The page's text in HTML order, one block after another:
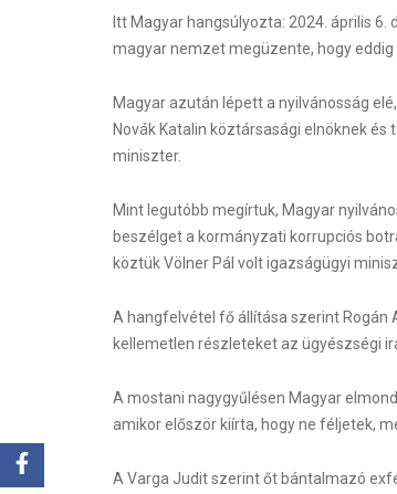
Itt Magyar hangsúlyozta: 2024. április
magyar nemzet megüzente, hogy eddig
Magyar azután lépett a nyilvánosság
Novák Katalin köztársasági elnöknek
miniszter.
Mint legutóbb megírtuk, Magyar
beszélget a kormányzati korrupciós
köztük Völner Pál volt igazságügyi
A hangfelvétel fő állítása szerint Rogán
kellemetlen részleteket az ügyészségi
A mostani nagygyűlésen Magyar
amikor először kiírta, hogy ne féljetek,
A Varga Judit szerint őt bántalmazó